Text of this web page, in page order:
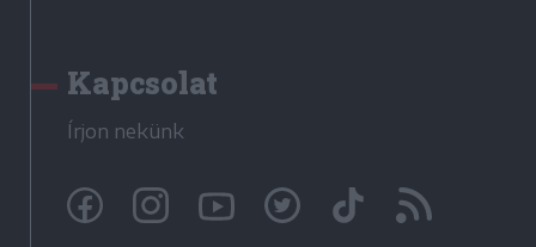
Kapcsolat
Írjon nekünk